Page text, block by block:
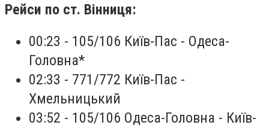
Рейси по ст. Вінниця:
00:23 - 105/106 Київ-Пас - Одеса-
Головна*
02:33 - 771/772 Київ-Пас -
Хмельницький
03:52 - 105/106 Одеса-Головна - Київ-